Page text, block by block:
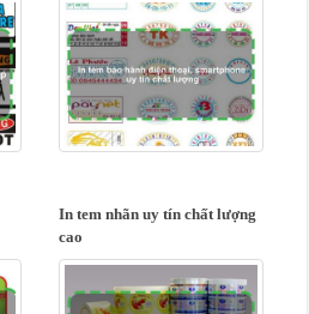
In tem nhãn uy tín chất lượng
cao